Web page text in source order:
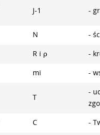
J-1 -
N -
R i ρ -
mi -
T
-
C -